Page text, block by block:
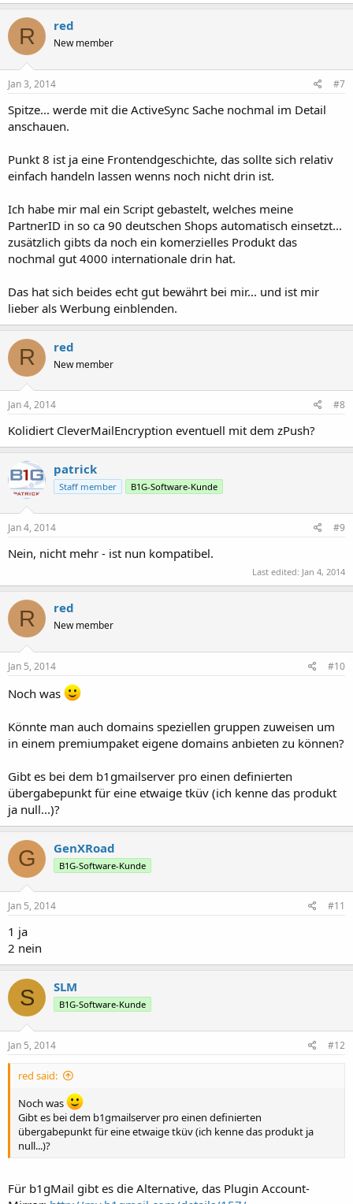
R red
New member
Jan 3, 2014 #7
Spitze... werde mit die ActiveSync Sache nochmal im Detail
anschauen.
Punkt 8 ist ja eine Frontendgeschichte, das sollte sich relativ
einfach handeln lassen wenns noch nicht drin ist.
Ich habe mir mal ein Script gebastelt, welches meine
PartnerID in so ca 90 deutschen Shops automatisch einsetzt...
zusätzlich gibts da noch ein komerzielles Produkt das
nochmal gut 4000 internationale drin hat.
Das hat sich beides echt gut bewährt bei mir... und ist mir
lieber als Werbung einblenden.
R red
New member
Jan 4, 2014 #8
Kolidiert CleverMailEncryption eventuell mit dem zPush?
patrick
Staff member B1G-Software-Kunde
Jan 4, 2014 #9
Nein, nicht mehr - ist nun kompatibel.
Last edited: Jan 4, 2014
R red
New member
Jan 5, 2014 #10
Noch was
Könnte man auch domains speziellen gruppen zuweisen um
in einem premiumpaket eigene domains anbieten zu können?
Gibt es bei dem b1gmailserver pro einen definierten
übergabepunkt für eine etwaige tküv (ich kenne das produkt
ja null...)?
G GenXRoad
B1G-Software-Kunde
Jan 5, 2014 #11
1 ja
2 nein
S SLM
B1G-Software-Kunde
Jan 5, 2014 #12
red said:
Noch was
Gibt es bei dem b1gmailserver pro einen definierten
übergabepunkt für eine etwaige tküv (ich kenne das produkt ja
null...)?
Für b1gMail gibt es die Alternative, das Plugin Account-